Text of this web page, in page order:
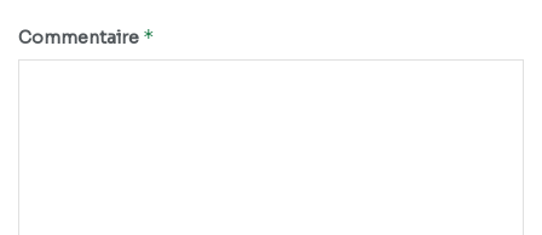
Commentaire *